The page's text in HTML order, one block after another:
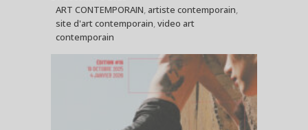
ART CONTEMPORAIN, artiste contemporain,
site d'art contemporain,video art
contemporain